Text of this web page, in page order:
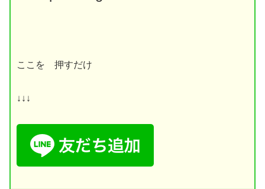
ここを 押すだけ
↓↓↓